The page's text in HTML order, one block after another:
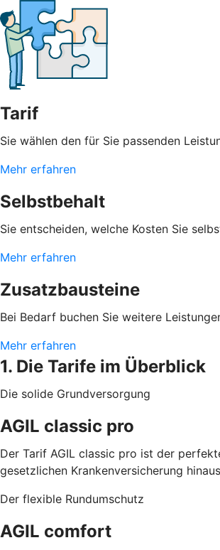
Tarif
Sie wählen den für Sie passenden
Mehr erfahren
Selbstbehalt
Sie entscheiden, welche Kosten Sie
Mehr erfahren
Zusatzbausteine
Bei Bedarf buchen Sie weitere
Mehr erfahren
1. Die Tarife im Überblick
Die solide Grundversorgung
AGIL classic pro
Der Tarif AGIL classic pro ist der
gesetzlichen Krankenversicherung
Der flexible Rundumschutz
AGIL comfort